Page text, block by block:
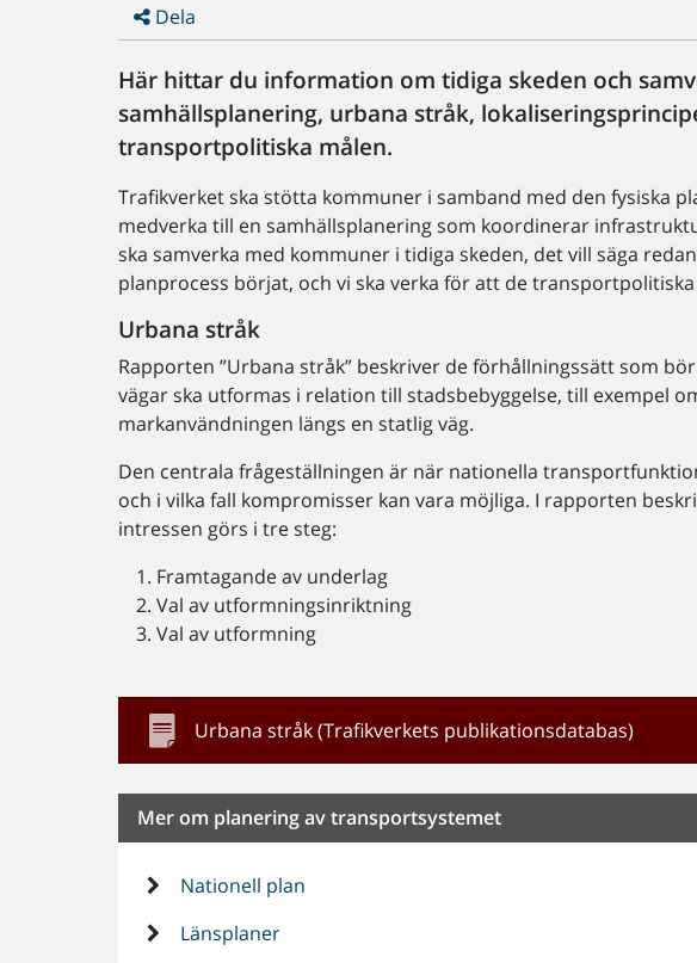
Dela
Här hittar du information om tidiga skeden och
samhällsplanering, urbana stråk,
transportpolitiska målen.
Trafikverket ska stötta kommuner i samband med den fysiska
medverka till en samhällsplanering som koordinerar
ska samverka med kommuner i tidiga skeden, det vill säga
planprocess börjat, och vi ska verka för att de
Urbana stråk
Rapporten ”Urbana stråk” beskriver de förhållningssätt som
vägar ska utformas i relation till stadsbebyggelse, till exempel
markanvändningen längs en statlig väg.
Den centrala frågeställningen är när nationella
och i vilka fall kompromisser kan vara möjliga. I rapporten
intressen görs i tre steg:
Framtagande av underlag
Val av utformningsinriktning
Val av utformning
Urbana stråk (Trafikverkets publikationsdatabas)
Mer om planering av transportsystemet
Nationell plan
Länsplaner